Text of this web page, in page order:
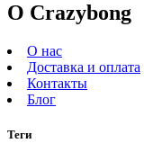
О Crazybong
О нас
Доставка и оплата
Контакты
Блог
Теги